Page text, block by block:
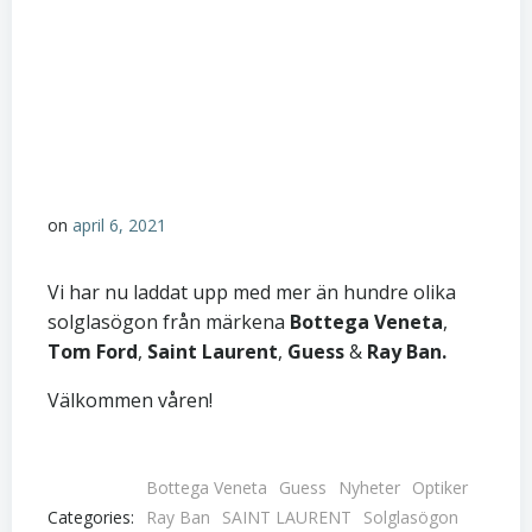
on april 6, 2021
Vi har nu laddat upp med mer än hundre olika
solglasögon från märkena Bottega Veneta,
Tom Ford, Saint Laurent, Guess& Ray Ban.
Välkommen våren!
Categories:
Bottega Veneta Guess Nyheter Optiker
Ray Ban
SAINT LAURENT Solglasögon